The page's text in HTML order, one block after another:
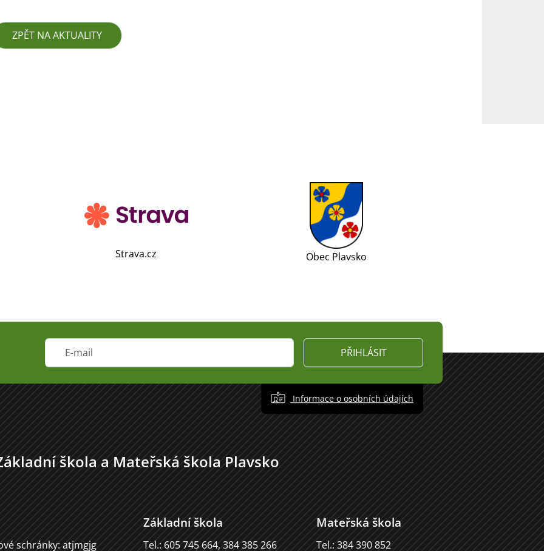
ZPĚT NA AKTUALITY
Strava.cz Obec Plavsko
PŘIHLÁSIT
Informace o osobních údajích
škola a Mateřská škola Plavsko
schránky: atjmgjg
Základní škola
Tel.: 605 745 664, 384 385 266
Mateřská škola
Tel.: 384 390 852